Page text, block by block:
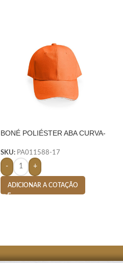
BONÉ POLIÉSTER ABA CURVA-
SKU: PA011588-17
- +
ADICIONAR A COTAÇÃO